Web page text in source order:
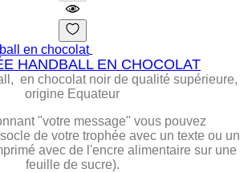
HANDBALL EN CHOCOLAT
en chocolat noir de qualité supérieure,
origine Equateur
"votre message" vous pouvez
de votre trophée avec un texte ou un
avec de l'encre alimentaire sur une
feuille de sucre).